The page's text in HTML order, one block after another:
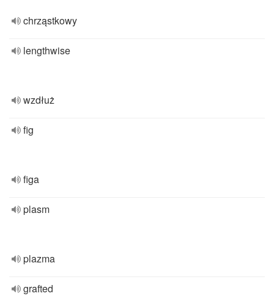
chrząstkowy
lengthwise
wzdłuż
fig
figa
plasm
plazma
grafted